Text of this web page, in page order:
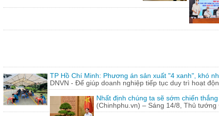
TP Hồ Chí Minh: Phương án sản xuất "4 xanh", khó
DNVN - Để giúp doanh nghiệp tiếp tục duy trì hoạt
Nhất định chúng ta sẽ sớm chiến
(Chinhphu.vn) – Sáng 14/8, Thủ